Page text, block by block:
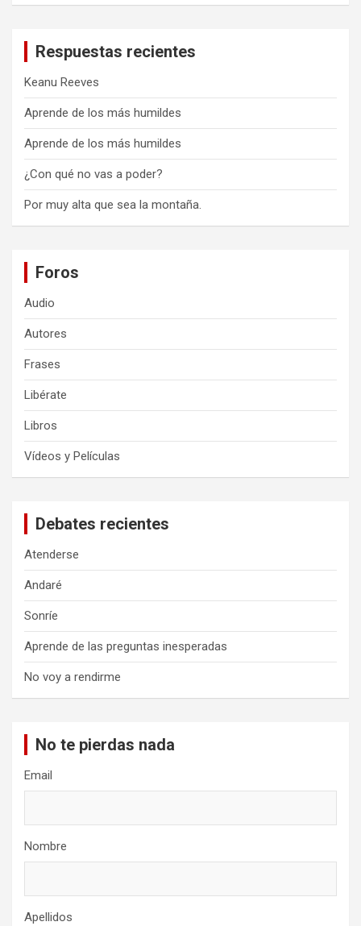
Respuestas recientes
Keanu Reeves
Aprende de los más humildes
Aprende de los más humildes
¿Con qué no vas a poder?
Por muy alta que sea la montaña.
Foros
Audio
Autores
Frases
Libérate
Libros
Vídeos y Películas
Debates recientes
Atenderse
Andaré
Sonríe
Aprende de las preguntas inesperadas
No voy a rendirme
No te pierdas nada
Email
Nombre
Apellidos